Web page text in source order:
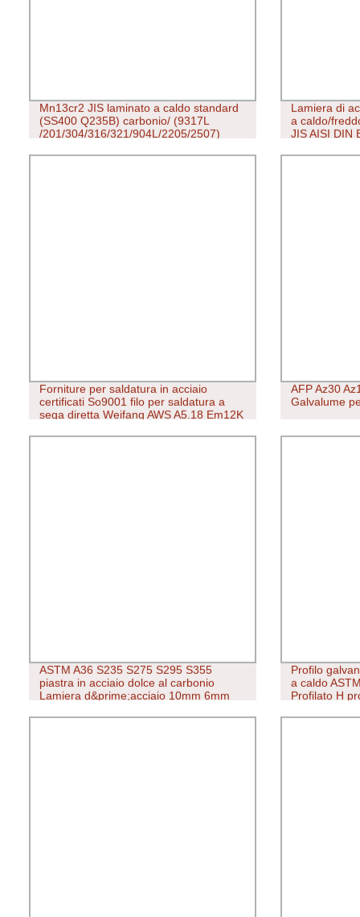
Mn13cr2 JIS laminato a caldo standard
(SS400 Q235B) carbonio/ (9317L
/201/304/316/321/904L/2205/2507)
inox/galvanizzato/PPGI/rame/alluminio
Lamiera di
a caldo/
JIS AISI DIN
S235j0 A36,
Forniture per saldatura in acciaio
certificati So9001 filo per saldatura a
sega diretta Weifang AWS A5.18 Em12K
AFP Az30
Galvalume
ASTM A36 S235 S275 S295 S355
piastra in acciaio dolce al carbonio
Lamiera d&prime;acciaio 10mm 6mm
competitivo Prezzo
Profilo
a caldo
Profilato H